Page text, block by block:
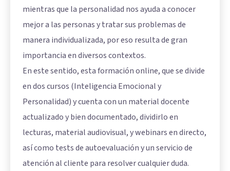
mientras que la personalidad nos ayuda a conocer
mejor a las personas y tratar sus problemas de
manera individualizada, por eso resulta de gran
importancia en diversos contextos.
En este sentido, esta formación online, que se divide
en dos cursos (Inteligencia Emocional y
Personalidad) y cuenta con un material docente
actualizado y bien documentado, dividirlo en
lecturas, material audiovisual, y webinars en directo,
así como tests de autoevaluación y un servicio de
atención al cliente para resolver cualquier duda.